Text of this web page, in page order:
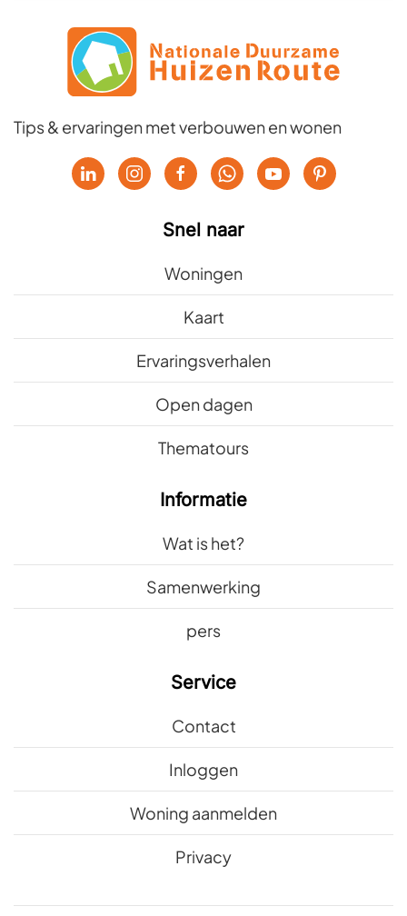
Tips & ervaringen met verbouwen en wonen
Snel naar
Woningen
Kaart
Ervaringsverhalen
Open dagen
Thematours
Informatie
Wat is het?
Samenwerking
pers
Service
Contact
Inloggen
Woning aanmelden
Privacy